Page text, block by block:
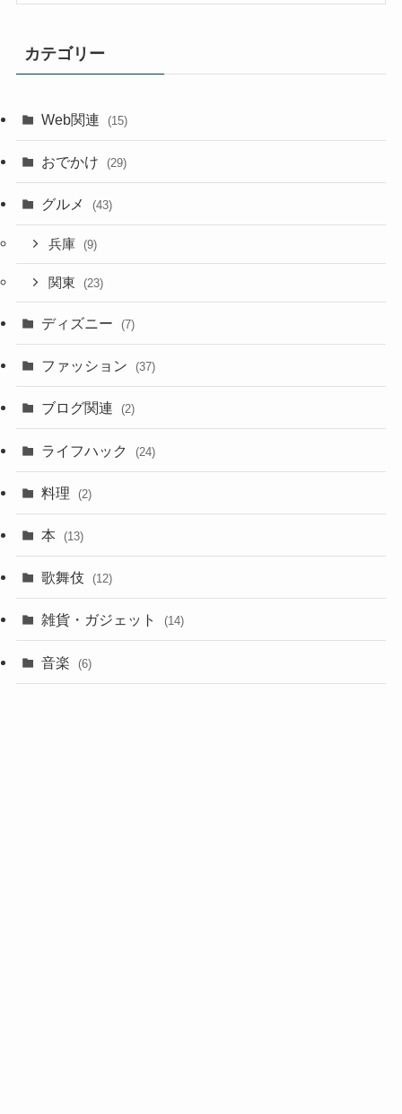
カテゴリー
Web関連 (15)
おでかけ (29)
グルメ (43)
兵庫 (9)
関東 (23)
ディズニー (7)
ファッション (37)
ブログ関連 (2)
ライフハック (24)
料理 (2)
本 (13)
歌舞伎 (12)
雑貨・ガジェット (14)
音楽 (6)